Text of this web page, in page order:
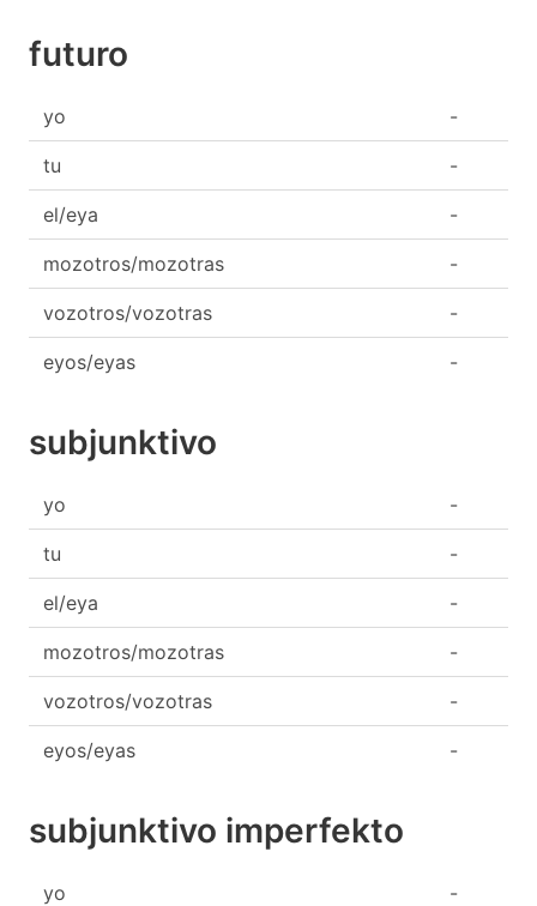
futuro
yo -
tu -
el/eya -
mozotros/mozotras -
vozotros/vozotras -
eyos/eyas -
subjunktivo
yo -
tu -
el/eya -
mozotros/mozotras -
vozotros/vozotras -
eyos/eyas -
subjunktivo imperfekto
yo -